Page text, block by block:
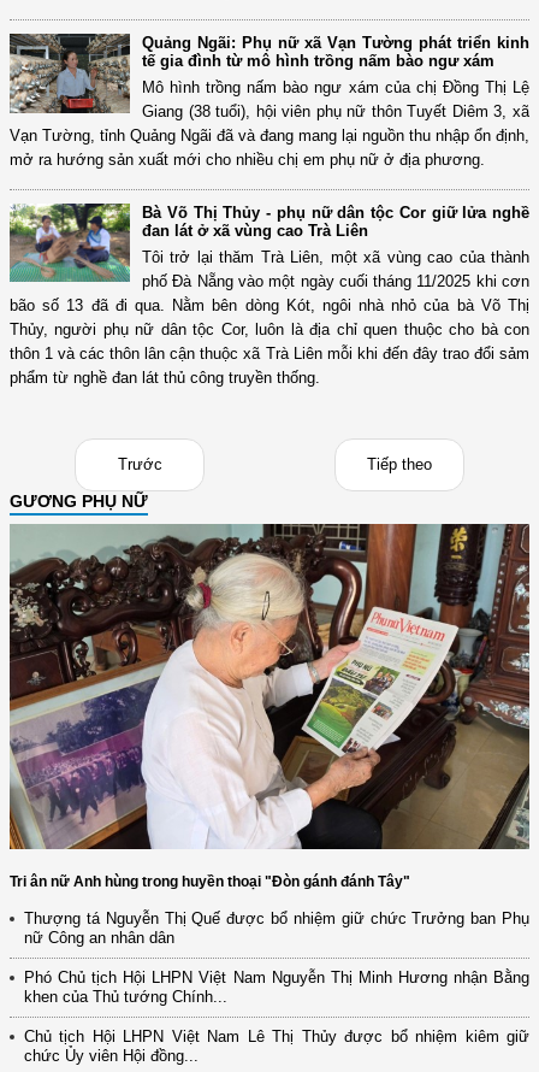
Quảng Ngãi: Phụ nữ xã Vạn Tường phát triển kinh
tế gia đình từ mô hình trồng nấm bào ngư xám
Mô hình trồng nấm bào ngư xám của chị Đồng Thị Lệ
Giang (38 tuổi), hội viên phụ nữ thôn Tuyết Diêm 3, xã
Vạn Tường, tỉnh Quảng Ngãi đã và đang mang lại nguồn thu nhập ổn định,
mở ra hướng sản xuất mới cho nhiều chị em phụ nữ ở địa phương.
Bà Võ Thị Thủy - phụ nữ dân tộc Cor giữ lửa nghề
đan lát ở xã vùng cao Trà Liên
Tôi trở lại thăm Trà Liên, một xã vùng cao của thành
phố Đà Nẵng vào một ngày cuối tháng 11/2025 khi cơn
bão số 13 đã đi qua. Nằm bên dòng Kót, ngôi nhà nhỏ của bà Võ Thị
Thủy, người phụ nữ dân tộc Cor, luôn là địa chỉ quen thuộc cho bà con
thôn 1 và các thôn lân cận thuộc xã Trà Liên mỗi khi đến đây trao đổi sảm
phẩm từ nghề đan lát thủ công truyền thống.
Trước Tiếp theo
GƯƠNG PHỤ NỮ
Tri ân nữ Anh hùng trong huyền thoại "Đòn gánh đánh Tây"
Thượng tá Nguyễn Thị Quế được bổ nhiệm giữ chức Trưởng ban Phụ
nữ Công an nhân dân
Phó Chủ tịch Hội LHPN Việt Nam Nguyễn Thị Minh Hương nhận Bằng
khen của Thủ tướng Chính...
Chủ tịch Hội LHPN Việt Nam Lê Thị Thủy được bổ nhiệm kiêm giữ
chức Ủy viên Hội đồng...